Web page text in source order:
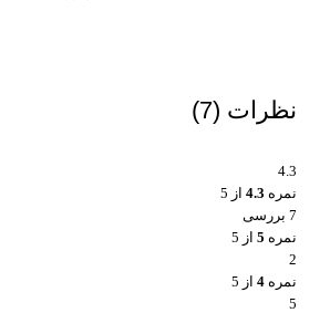
نظرات (7)
4.3
نمره 4.3 از 5
7 بررسی
نمره 5 از 5
2
نمره 4 از 5
5